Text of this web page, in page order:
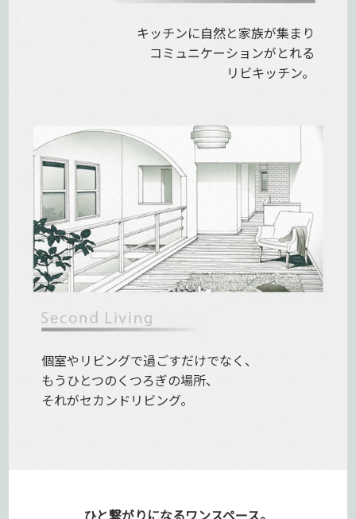
キッチンに自然と家族が集まり
コミュニケーションがとれる
リビキッチン。
個室やリビングで過ごすだけでなく、
もうひとつのくつろぎの場所、
それがセカンドリビング。
ひと繋がりになるワンスペース。